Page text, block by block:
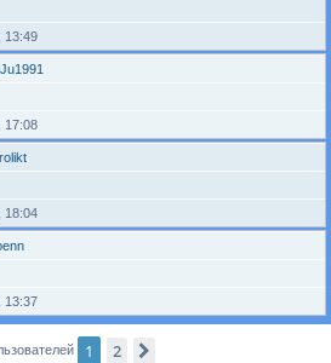
13:49
17:08
18:04
13:37
1 2